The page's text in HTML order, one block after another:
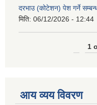
दरभाउ (कोटेशन) पेश गर्ने
मिति: 06/12/2026 - 12:44
1
आय व्यय विवरण